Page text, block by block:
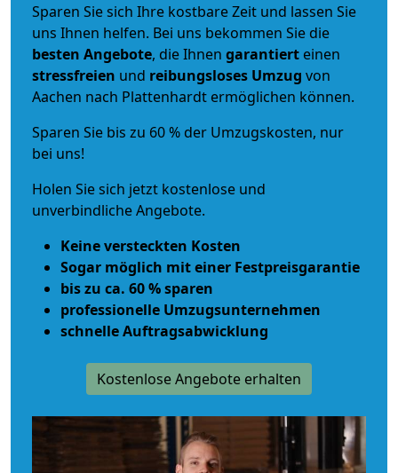
Sparen Sie sich Ihre kostbare Zeit und lassen Sie
uns Ihnen helfen. Bei uns bekommen Sie die
besten Angebote, die Ihnen garantiert einen
stressfreien und reibungsloses Umzug von
Aachen nach Plattenhardt ermöglichen können.
Sparen Sie bis zu 60 % der Umzugskosten, nur
bei uns!
Holen Sie sich jetzt kostenlose und
unverbindliche Angebote.
Keine versteckten Kosten
Sogar möglich mit einer Festpreisgarantie
bis zu ca. 60 % sparen
professionelle Umzugsunternehmen
schnelle Auftragsabwicklung
Kostenlose Angebote erhalten